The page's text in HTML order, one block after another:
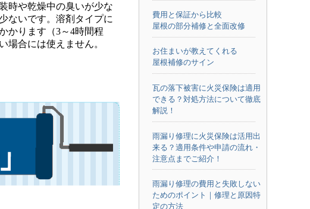
時や乾燥中の臭いが少な
ないです。溶剤タイプに
かります （3～4時間程
場合には使えません。
費用と保証から比較
屋根の部分補修と全面改修
お住まいが教えてくれる
屋根補修のサイン
瓦の落下被害に火災保険は適用
できる？対処方法について徹底
解説！
雨漏り修理に火災保険は活用出
来る？適用条件や申請の流れ・
注意点までご紹介！
雨漏り修理の費用と失敗しない
ためのポイント｜修理と原因特
定の方法